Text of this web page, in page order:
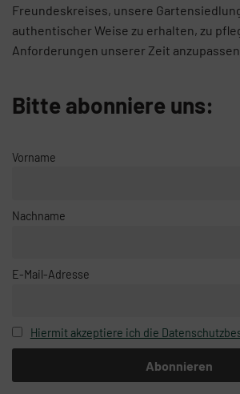
Freundeskreises, unsere
authentischer Weise zu erhalten, zu
Anforderungen unserer Zeit anzupassen.
Bitte abonniere uns:
Vorname
Nachname
E-Mail-Adresse
Hiermit akzeptiere ich die